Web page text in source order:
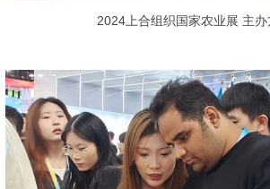
2024上合组织国家农业展 主办